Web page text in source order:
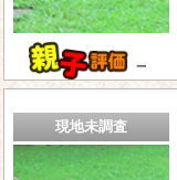
－
現地未調査